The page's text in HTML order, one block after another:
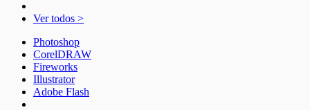
Ver todos >
Photoshop
CorelDRAW
Fireworks
Illustrator
Adobe Flash